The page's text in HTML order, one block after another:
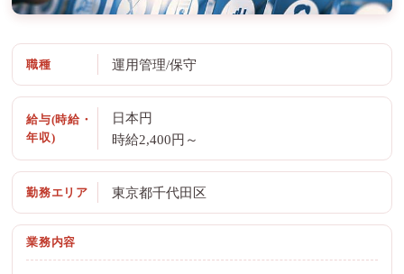
職種 運用管理/保守
給与(時給・
年収)
日本円
時給2,400円～
勤務エリア 東京都千代田区
業務内容